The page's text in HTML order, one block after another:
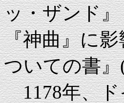
ッ・ザンド
『神曲』に
ついての書
1178年、ド